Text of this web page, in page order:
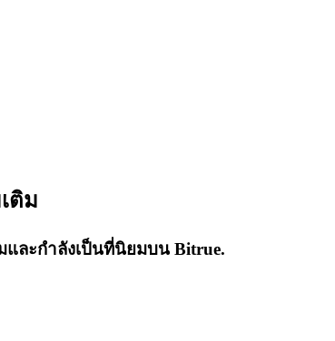
ติม
และกำลังเป็นที่นิยมบน Bitrue.